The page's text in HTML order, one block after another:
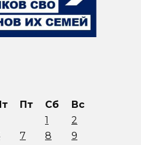
Пт Сб
Вс
1
2
7 8
9